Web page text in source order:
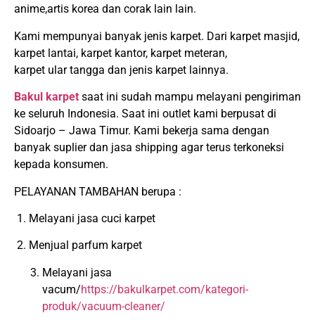
anime,artis korea dan corak lain lain.
Kami mempunyai banyak jenis karpet. Dari karpet masjid,
karpet lantai, karpet kantor, karpet meteran,
karpet ular tangga dan jenis karpet lainnya.
Bakul karpet saat ini sudah mampu melayani pengiriman
ke seluruh Indonesia. Saat ini outlet kami berpusat di
Sidoarjo – Jawa Timur. Kami bekerja sama dengan
banyak suplier dan jasa shipping agar terus terkoneksi
kepada konsumen.
PELAYANAN TAMBAHAN berupa :
1. Melayani jasa cuci karpet
2. Menjual parfum karpet
Melayani jasa
vacum/https://bakulkarpet.com/kategori-
produk/vacuum-cleaner/